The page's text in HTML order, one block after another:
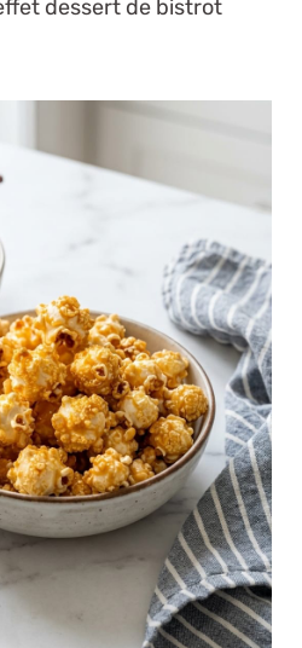
dessert de bistrot